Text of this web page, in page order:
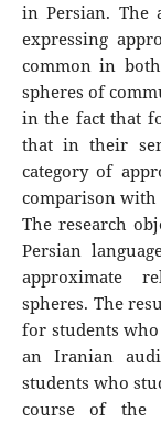
in Persian. The
expressing
common in
spheres of
in the fact that
that in their
category of
comparison with
The research
Persian
approximate
spheres. The
for students
an Iranian
students who
course of the